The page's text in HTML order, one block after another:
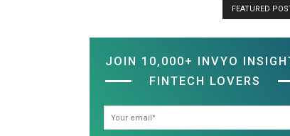
FEATURED
JOIN 10,000+ INVYO
FINTECH LOVERS